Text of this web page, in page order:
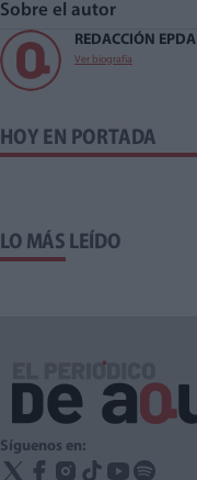
Sobre el autor
REDACCIÓN EPDA
Ver biografía
HOY EN PORTADA
LO MÁS LEÍDO
Síguenos en: